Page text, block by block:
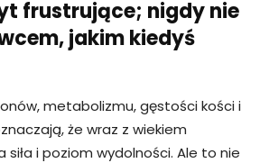
frustrujące; nigdy nie
jakim kiedyś
metabolizmu, gęstości kości i
że wraz z wiekiem
siła i poziom wydolności. Ale to nie